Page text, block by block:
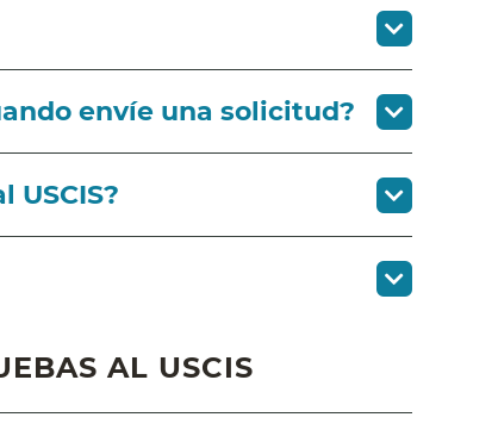
envíe una solicitud?
USCIS?
AL USCIS